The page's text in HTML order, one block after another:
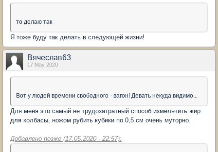
то делаю так
Я тоже буду так делать в следующей жизни!
Вячеслав63
17 May 2020
Вот у людей времени свободного - вагон! Девать некуда видимо...
Для меня это самый не трудозатратный способ измельчить жир
для колбасы, ножом рубить кубики по 0,5 см очень муторно.
Добавлено позже (17.05.2020 - 22:57):